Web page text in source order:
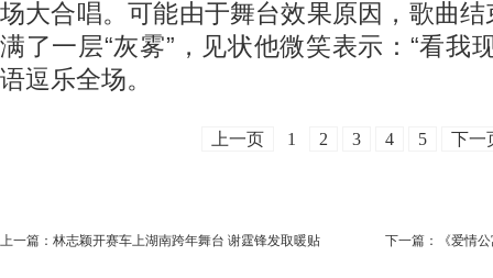
场大合唱。可能由于舞台效果原因，歌曲
满了一层“灰雾”，见状他微笑表示：“看我
语逗乐全场。
上一页 1 2 3 4 5 下一
上一篇： 林志颖开赛车上湖南跨年舞台 谢霆锋发取暖贴 下一篇： 《爱情